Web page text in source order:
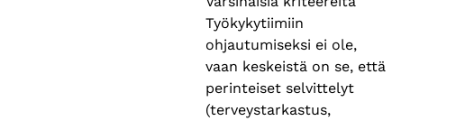
Työkykytiimiin
ohjautumiseksi ei ole,
vaan keskeistä on se, että
perinteiset selvittelyt
(terveystarkastus,